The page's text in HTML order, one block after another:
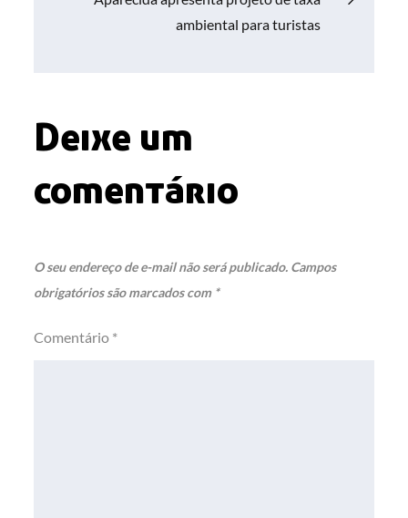
ambiental para turistas
Deixe um
comentário
O seu endereço de e-mail não será publicado. Campos
obrigatórios são marcados com *
Comentário *